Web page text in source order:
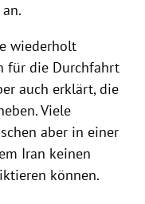
wiederholt
für die Durchfahrt
auch erklärt, die
Viele
aber in einer
Iran keinen
können.